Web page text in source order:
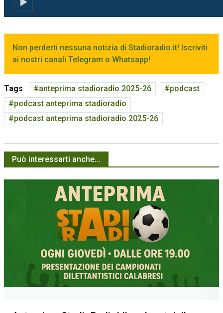
Non perderti nessuna notizia di Stadioradio.it! Iscriviti
ai nostri canali Telegram o Whatsapp!
Tags anteprima stadioradio 2025-26
podcast
podcast anteprima stadioradio
podcast anteprima stadioradio 2025-26
Può interessarti anche...